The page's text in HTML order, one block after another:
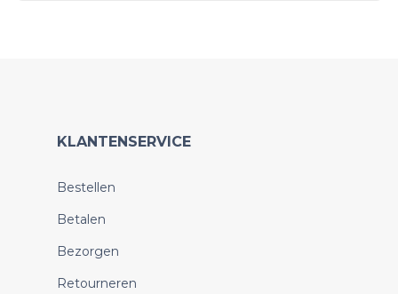
KLANTENSERVICE
Bestellen
Betalen
Bezorgen
Retourneren